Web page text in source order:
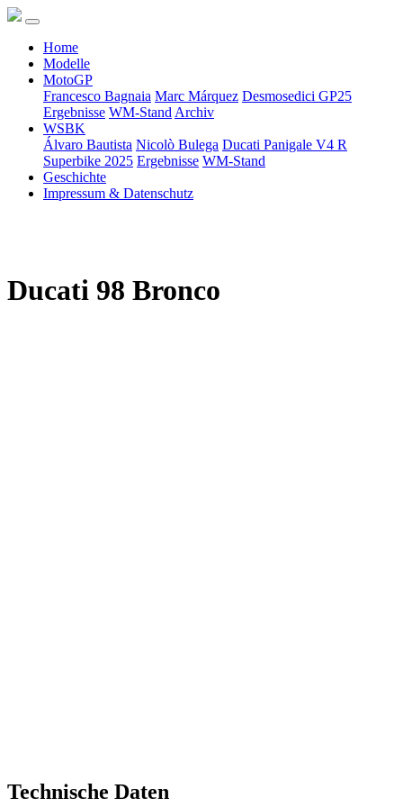
Home
Modelle
MotoGP
Francesco Bagnaia Marc Márquez Desmosedici GP25
Ergebnisse WM-Stand Archiv
WSBK
Álvaro Bautista Nicolò Bulega Ducati Panigale V4 R
Superbike 2025 Ergebnisse WM-Stand
Geschichte
Impressum & Datenschutz
Ducati 98 Bronco
Technische Daten